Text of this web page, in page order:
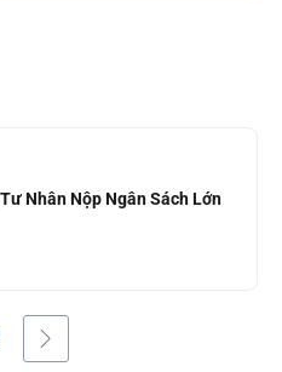
Nhân Nộp Ngân Sách Lớn